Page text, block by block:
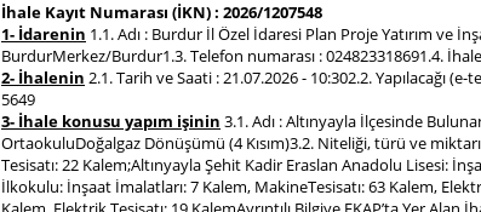
İhale Kayıt Numarası (İKN) : 2026/1207548
1- İdarenin 1.1. Adı : Burdur İl Özel İdaresi Plan Proje Yatırım ve
BurdurMerkez/Burdur1.3. Telefon numarası : 024823318691.4.
2- İhalenin 2.1. Tarih ve Saati : 21.07.2026 - 10:302.2. Yapılacağı
5649
3- İhale konusu yapım işinin 3.1. Adı : Altınyayla İlçesinde
OrtaokuluDoğalgaz Dönüşümü (4 Kısım)3.2. Niteliği, türü ve
Tesisatı: 22 Kalem;Altınyayla Şehit Kadir Eraslan Anadolu Lisesi:
İlkokulu: İnşaat İmalatları: 7 Kalem, MakineTesisatı: 63 Kalem,